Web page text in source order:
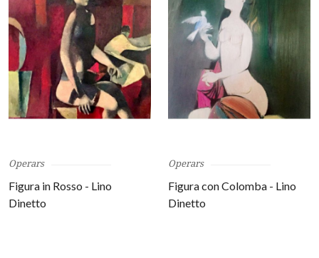
Operars
Figura in Rosso - Lino
Dinetto
Operars
Figura con Colomba - Lino
Dinetto